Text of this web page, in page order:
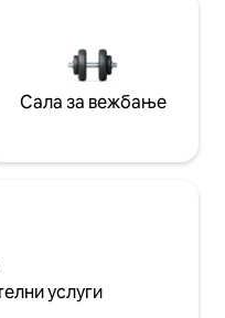
Сала за вежбање
услуги